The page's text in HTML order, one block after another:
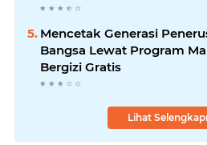
Wujudkan Kamtibmas yang
Mencetak Generasi
Bangsa Lewat Program
Bergizi Gratis
Lihat